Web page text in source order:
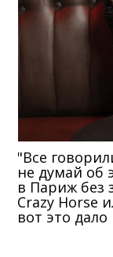
"Все
не думай об
в Париж без
Crazy Horse
вот это